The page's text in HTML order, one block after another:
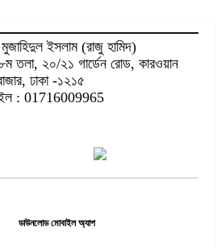
ইসলাম (রাজু হামিদ)
তলা, ২০/২১ গার্ডেন রোড, কারওয়ান
ঢাকা -১২১৫
: 01716009965
ডাউনলোড মোবাইল অ্যাপ